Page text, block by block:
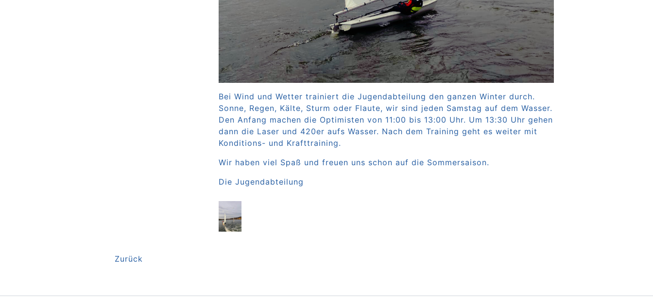
Bei Wind und Wetter trainiert die Jugendabteilung den ganzen Winter durch.
Sonne, Regen, Kälte, Sturm oder Flaute, wir sind jeden Samstag auf dem Wasser.
Den Anfang machen die Optimisten von 11:00 bis 13:00 Uhr. Um 13:30 Uhr gehen
dann die Laser und 420er aufs Wasser. Nach dem Training geht es weiter mit
Konditions- und Krafttraining.
Wir haben viel Spaß und freuen uns schon auf die Sommersaison.
Die Jugendabteilung
Zurück